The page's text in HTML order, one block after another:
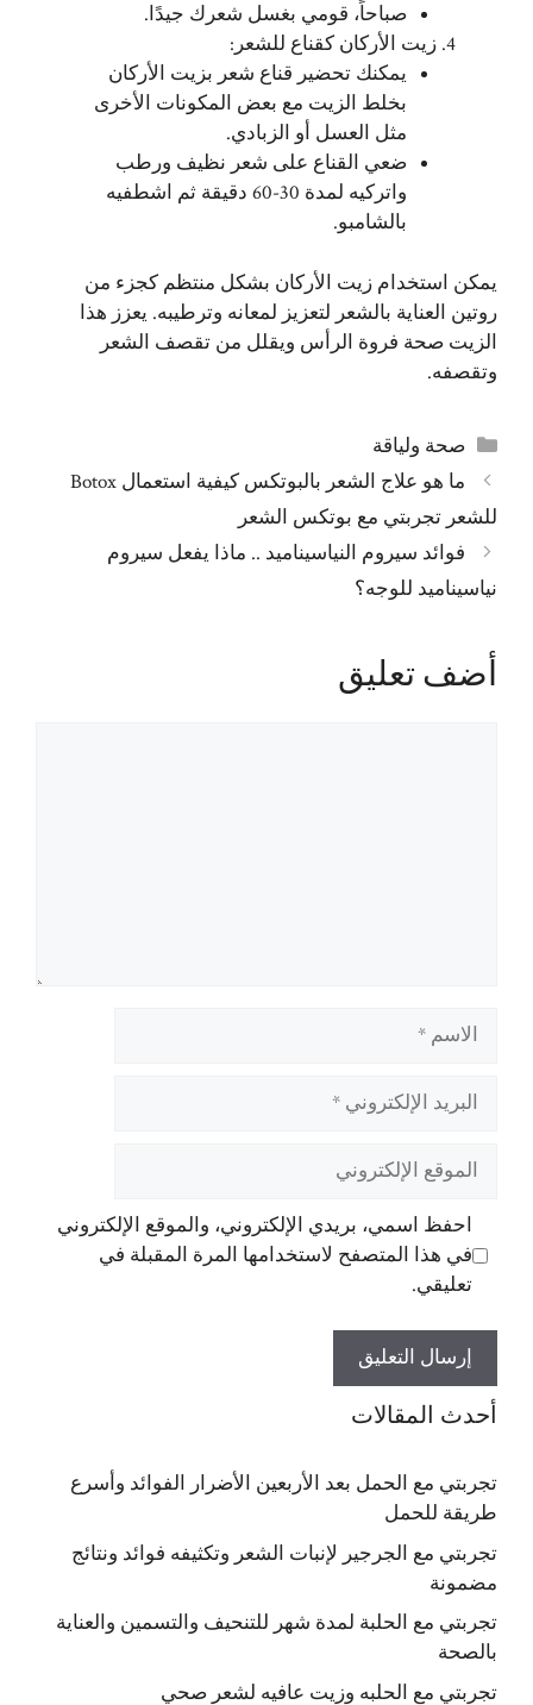
صباحاً، قومي بغسل شعرك جيدًا.
زيت الأركان كقناع للشعر:
يمكنك تحضير قناع شعر بزيت الأركان
بخلط الزيت مع بعض المكونات الأخرى
مثل العسل أو الزبادي.
ضعي القناع على شعر نظيف ورطب
واتركيه لمدة 30-60 دقيقة ثم اشطفيه
بالشامبو.
يمكن استخدام زيت الأركان بشكل منتظم كجزء من
روتين العناية بالشعر لتعزيز لمعانه وترطيبه. يعزز هذا
الزيت صحة فروة الرأس ويقلل من تقصف الشعر
وتقصفه.
التصنيفات
صحة ولياقة
ما هو علاج الشعر بالبوتكس كيفية استعمال Botox
للشعر تجربتي مع بوتكس الشعر
فوائد سيروم النياسيناميد .. ماذا يفعل سيروم
نياسيناميد للوجه؟
أضف تعليق
الاسم
البريد
الإلكتروني
الموقع
الإلكتروني
احفظ اسمي، بريدي الإلكتروني، والموقع الإلكتروني
في هذا المتصفح لاستخدامها المرة المقبلة في
تعليقي.
أحدث المقالات
تجربتي مع الحمل بعد الأربعين الأضرار الفوائد وأسرع
طريقة للحمل
تجربتي مع الجرجير لإنبات الشعر وتكثيفه فوائد ونتائج
مضمونة
تجربتي مع الحلبة لمدة شهر للتنحيف والتسمين والعناية
بالصحة
تجربتي مع الحلبه وزيت عافيه لشعر صحي